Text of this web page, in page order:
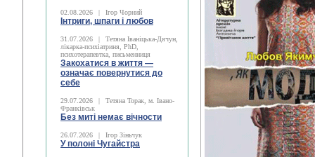
02.08.2026 | Ігор Чорний
Інтриги, шпаги і любов
31.07.2026 |
Тетяна Іваніцька-Дячун,
лікарка-психіатриня, PhD,
психотерапевтка, письменниця
Закохатися в життя —
означає повернутися до
себе
29.07.2026 |
Тетяна Торак, м. Івано-
Франківськ
Без миті немає вічности
26.07.2026 | Ігор Зіньчук
У полоні Чугайстра